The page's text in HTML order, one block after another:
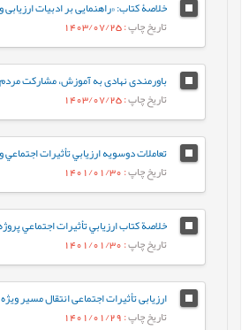
تاریخ چاپ: 1403/07/25
تاریخ چاپ: 1403/07/25
تاریخ چاپ: 1401/01/30
تاریخ چاپ: 1401/01/30
تاریخ چاپ: 1401/01/29